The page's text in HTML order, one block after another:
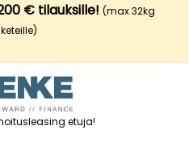
€ tilauksille! (max 32kg
etuja!